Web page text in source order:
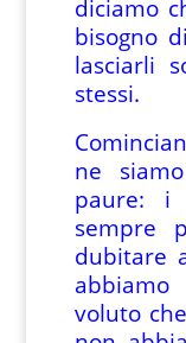
diciamo
bisogno
lasciarli
stessi.
ne
paure: i
sempre
dubitare
voluto